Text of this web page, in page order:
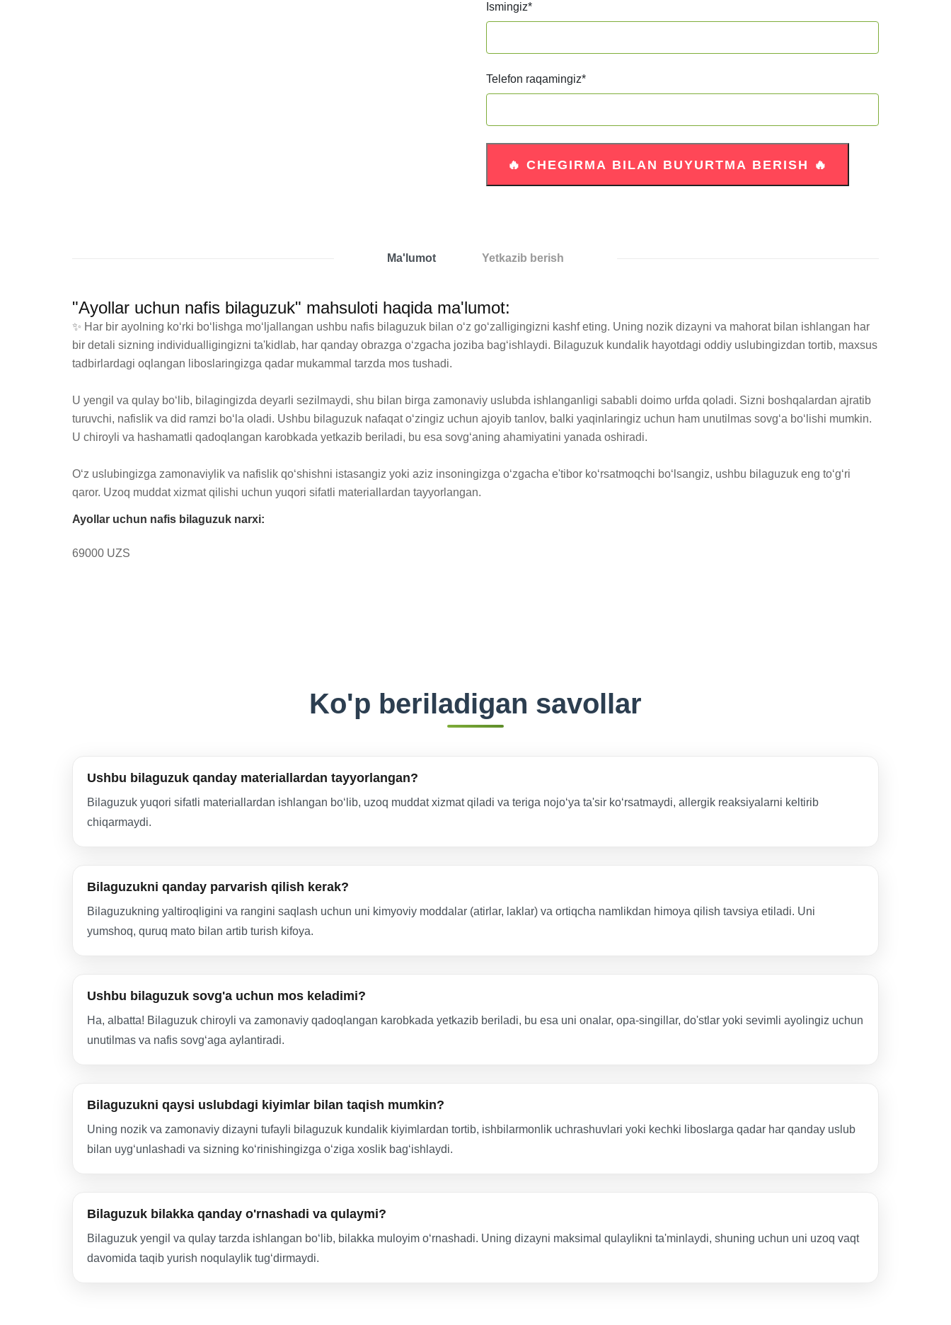
Ismingiz*
Telefon raqamingiz*
Ma'lumot Yetkazib berish
"Ayollar uchun nafis bilaguzuk" mahsuloti haqida ma'lumot:
✨ Har bir ayolning ko‘rki bo‘lishga mo‘ljallangan ushbu nafis bilaguzuk bilan o‘z go‘zalligingizni kashf eting. Uning nozik dizayni va mahorat bilan ishlangan har
bir detali sizning individualligingizni ta'kidlab, har qanday obrazga o‘zgacha joziba bag‘ishlaydi. Bilaguzuk kundalik hayotdagi oddiy uslubingizdan tortib, maxsus
tadbirlardagi oqlangan liboslaringizga qadar mukammal tarzda mos tushadi.
U yengil va qulay bo‘lib, bilagingizda deyarli sezilmaydi, shu bilan birga zamonaviy uslubda ishlanganligi sababli doimo urfda qoladi. Sizni boshqalardan ajratib
turuvchi, nafislik va did ramzi bo‘la oladi. Ushbu bilaguzuk nafaqat o‘zingiz uchun ajoyib tanlov, balki yaqinlaringiz uchun ham unutilmas sovg‘a bo‘lishi mumkin.
U chiroyli va hashamatli qadoqlangan karobkada yetkazib beriladi, bu esa sovg‘aning ahamiyatini yanada oshiradi.
O‘z uslubingizga zamonaviylik va nafislik qo‘shishni istasangiz yoki aziz insoningizga o‘zgacha e'tibor ko‘rsatmoqchi bo‘lsangiz, ushbu bilaguzuk eng to‘g‘ri
qaror. Uzoq muddat xizmat qilishi uchun yuqori sifatli materiallardan tayyorlangan.
Ayollar uchun nafis bilaguzuk narxi:
69000 UZS
Ko'p beriladigan savollar
Ushbu bilaguzuk qanday materiallardan tayyorlangan?
Bilaguzuk yuqori sifatli materiallardan ishlangan bo‘lib, uzoq muddat xizmat qiladi va teriga nojo‘ya ta'sir ko‘rsatmaydi, allergik reaksiyalarni keltirib
chiqarmaydi.
Bilaguzukni qanday parvarish qilish kerak?
Bilaguzukning yaltiroqligini va rangini saqlash uchun uni kimyoviy moddalar (atirlar, laklar) va ortiqcha namlikdan himoya qilish tavsiya etiladi. Uni
yumshoq, quruq mato bilan artib turish kifoya.
Ushbu bilaguzuk sovg'a uchun mos keladimi?
Ha, albatta! Bilaguzuk chiroyli va zamonaviy qadoqlangan karobkada yetkazib beriladi, bu esa uni onalar, opa-singillar, do'stlar yoki sevimli ayolingiz uchun
unutilmas va nafis sovg‘aga aylantiradi.
Bilaguzukni qaysi uslubdagi kiyimlar bilan taqish mumkin?
Uning nozik va zamonaviy dizayni tufayli bilaguzuk kundalik kiyimlardan tortib, ishbilarmonlik uchrashuvlari yoki kechki liboslarga qadar har qanday uslub
bilan uyg‘unlashadi va sizning ko‘rinishingizga o‘ziga xoslik bag‘ishlaydi.
Bilaguzuk bilakka qanday o'rnashadi va qulaymi?
Bilaguzuk yengil va qulay tarzda ishlangan bo‘lib, bilakka muloyim o‘rnashadi. Uning dizayni maksimal qulaylikni ta'minlaydi, shuning uchun uni uzoq vaqt
davomida taqib yurish noqulaylik tug‘dirmaydi.